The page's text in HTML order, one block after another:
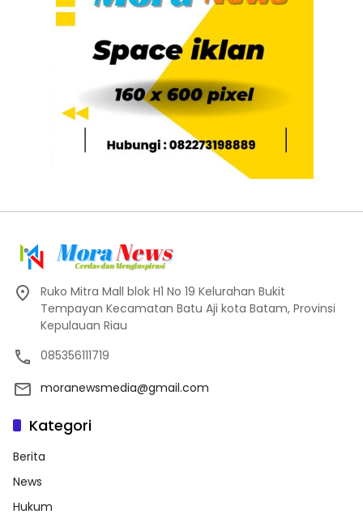
Ruko Mitra Mall blok H1 No 19 Kelurahan Bukit
Tempayan Kecamatan Batu Aji kota Batam, Provinsi
Kepulauan Riau
085356111719
moranewsmedia@gmail.com
Kategori
Berita
News
Hukum